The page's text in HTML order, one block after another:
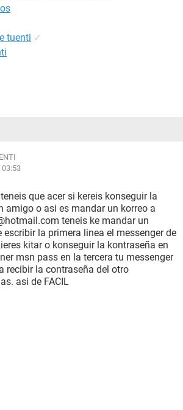
tuenti ✓
03:53
que acer si kereis konseguir la
amigo o asi es mandar un korreo a
teneis ke mandar un
escribir la primera linea el messenger de
kitar o konseguir la kontraseña en
msn pass en la tercera tu messenger
recibir la contraseña del otro
asi de FACIL